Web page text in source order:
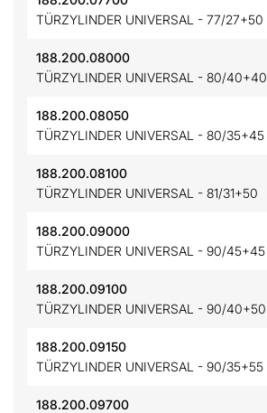
TÜRZYLINDER UNIVERSAL - 77/27+50
188.200.08000
TÜRZYLINDER UNIVERSAL - 80/40+40
188.200.08050
TÜRZYLINDER UNIVERSAL - 80/35+45
188.200.08100
TÜRZYLINDER UNIVERSAL - 81/31+50
188.200.09000
TÜRZYLINDER UNIVERSAL - 90/45+45
188.200.09100
TÜRZYLINDER UNIVERSAL - 90/40+50
188.200.09150
TÜRZYLINDER UNIVERSAL - 90/35+55
188.200.09700